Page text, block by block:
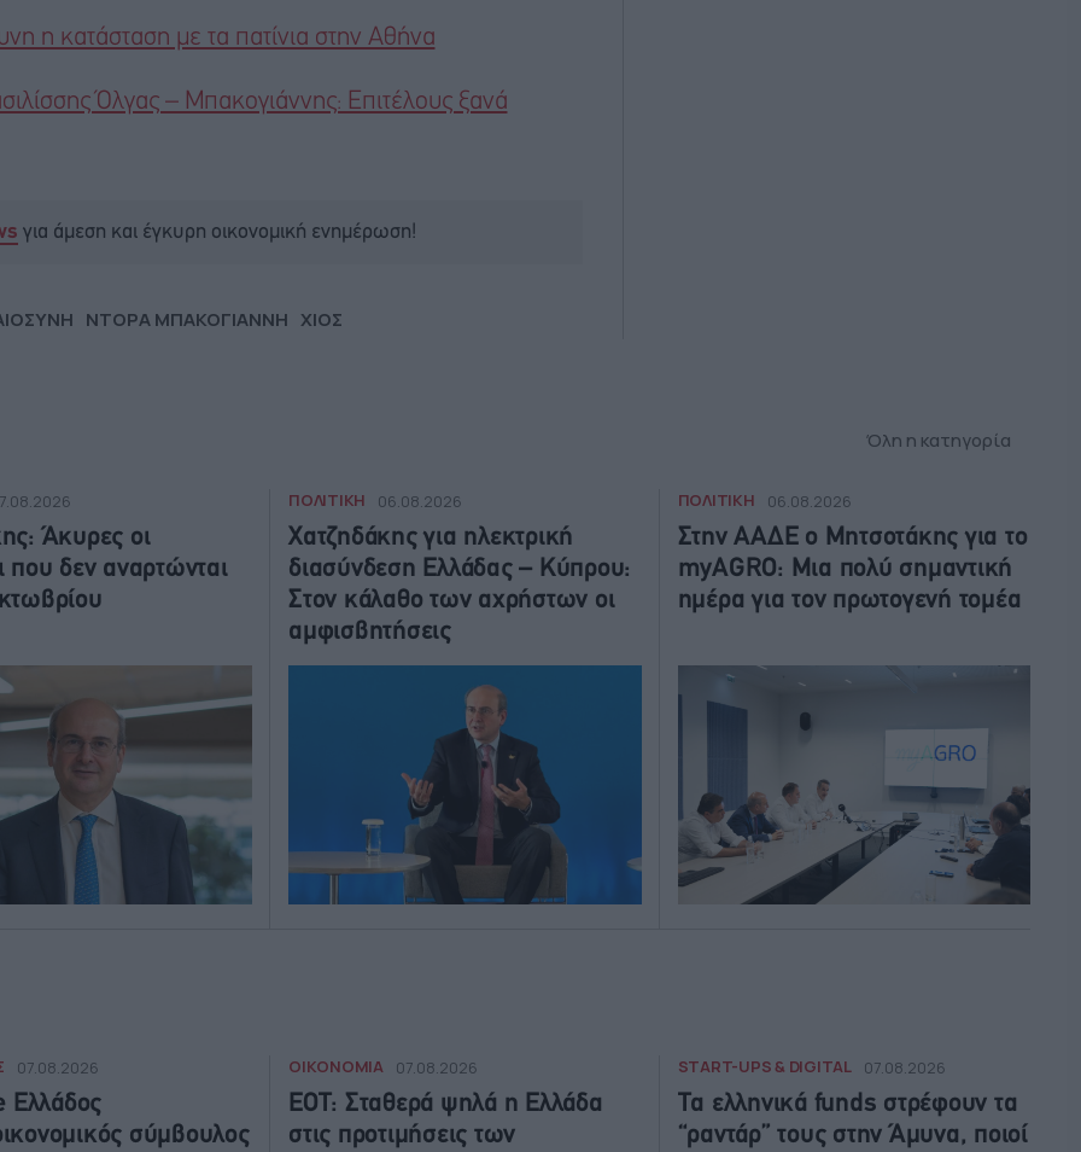
η κατάσταση με τα πατίνια στην Αθήνα
Όλγας – Μπακογιάννης: Επιτέλους ξανά
για άμεση και έγκυρη οικονομική ενημέρωση!
ΝΤΟΡΑ ΜΠΑΚΟΓΙΑΝΝΗ ΧΙΟΣ
Όλη η κατηγορία
Άκυρες οι
που δεν αναρτώνται
ΠΟΛΙΤΙΚΗ 06.08.2026
Χατζηδάκης για ηλεκτρική
διασύνδεση Ελλάδας – Κύπρου:
Στον κάλαθο των αχρήστων οι
αμφισβητήσεις
ΠΟΛΙΤΙΚΗ 06.08.2026
Στην ΑΑΔΕ ο Μητσοτάκης για το
myAGRO: Μια πολύ σημαντική
ημέρα για τον πρωτογενή τομέα
07.08.2026
Ελλάδος
σύμβουλος
ΟΙΚΟΝΟΜΙΑ 07.08.2026
ΕΟΤ: Σταθερά ψηλά η Ελλάδα
στις προτιμήσεις των
START-UPS & DIGITAL 07.08.2026
Τα ελληνικά funds στρέφουν τα
“ραντάρ” τους στην Άμυνα, ποιοί